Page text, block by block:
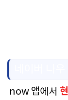
now 앱에서